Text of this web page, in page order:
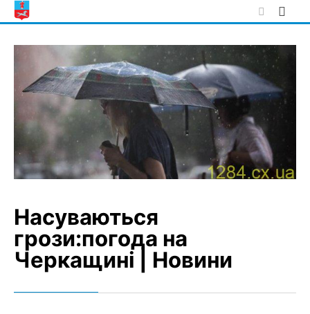
Skip
to
Насуваються
грози:погода на
Черкащині | Новини